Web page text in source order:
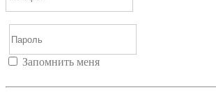
Запомнить меня